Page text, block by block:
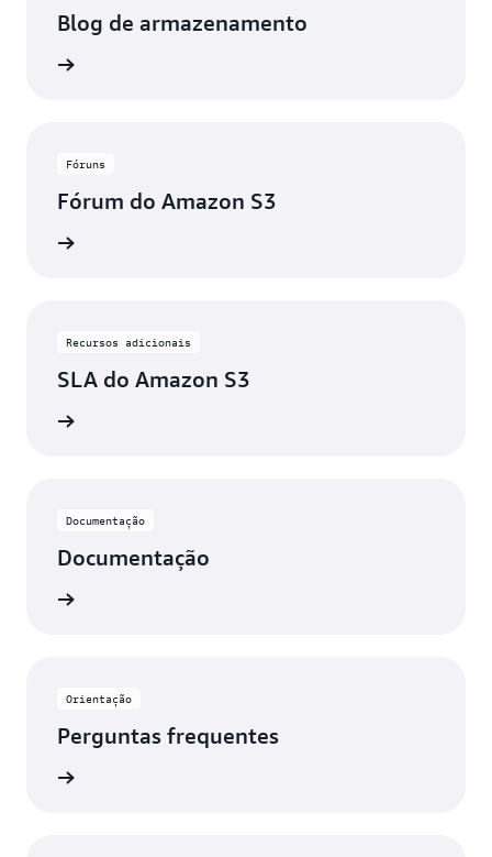
Blog de armazenamento
Fóruns
Fórum do Amazon S3
Recursos adicionais
SLA do Amazon S3
Documentação
Documentação
Orientação
Perguntas frequentes